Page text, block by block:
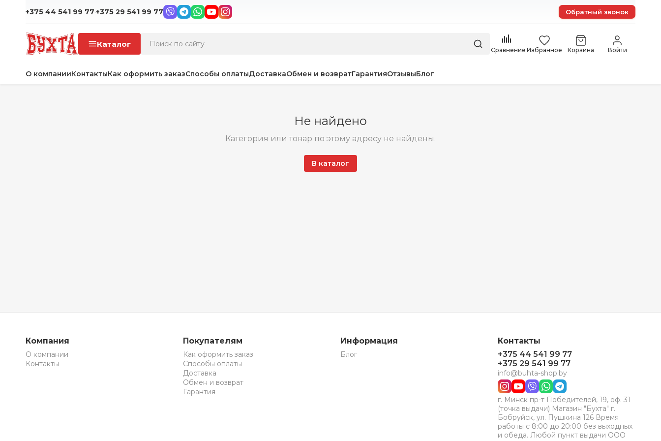
+375 44 541 99 77·+375 29 541 99 77 Обратный звонок
Каталог
Сравнение Избранное Корзина Войти
О компанииКонтактыКак оформить заказСпособы оплатыДоставкаОбмен и возвратГарантияОтзывыБлог
Не найдено
Категория или товар по этому адресу не найдены.
В каталог
Компания
О компании
Контакты
Покупателям
Как оформить заказ
Способы оплаты
Доставка
Обмен и возврат
Гарантия
Информация
Блог
Контакты
+375 44 541 99 77
+375 29 541 99 77
info@buhta-shop.by
г. Минск пр-т Победителей, 19, оф. 31
(точка выдачи) Магазин "Бухта" г.
Бобруйск, ул. Пушкина 126 Время
работы с 8:00 до 20:00 без выходных
и обеда. Любой пункт выдачи ООО